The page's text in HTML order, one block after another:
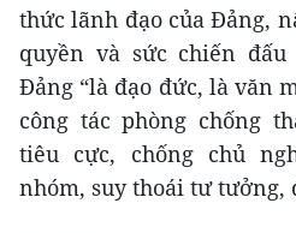
thức lãnh đạo của Đảng,
quyền và sức chiến
Đảng “là đạo đức, là văn
công tác phòng chống
tiêu cực, chống chủ
nhóm, suy thoái tư tưởng,